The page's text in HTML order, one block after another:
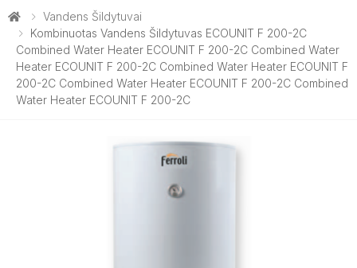
Vandens Šildytuvai
Kombinuotas Vandens Šildytuvas ECOUNIT F 200-2C
Combined Water Heater ECOUNIT F 200-2C Combined Water
Heater ECOUNIT F 200-2C Combined Water Heater ECOUNIT F
200-2C Combined Water Heater ECOUNIT F 200-2C Combined
Water Heater ECOUNIT F 200-2C